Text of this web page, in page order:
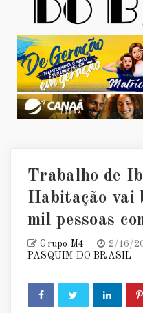
Trabalho de
Habitação vai
mil pessoas
Grupo M4 2/16/
PASQUIM DO BRASIL